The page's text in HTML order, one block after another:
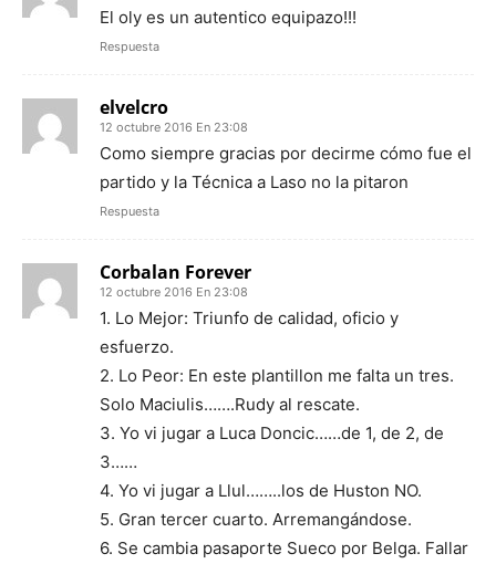
El oly es un autentico equipazo!!!
Respuesta
elvelcro
12 octubre 2016 En 23:08
Como siempre gracias por decirme cómo fue el
partido y la Técnica a Laso no la pitaron
Respuesta
Corbalan Forever
12 octubre 2016 En 23:08
1. Lo Mejor: Triunfo de calidad, oficio y
esfuerzo.
2. Lo Peor: En este plantillon me falta un tres.
Solo Maciulis…….Rudy al rescate.
3. Yo vi jugar a Luca Doncic……de 1, de 2, de
3……
4. Yo vi jugar a Llul……..los de Huston NO.
5. Gran tercer cuarto. Arremangándose.
6. Se cambia pasaporte Sueco por Belga. Fallar